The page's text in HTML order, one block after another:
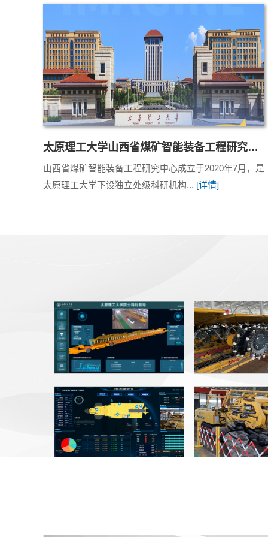
太原理工大学山西省煤矿智能装备工程研究中心2026...
山西省煤矿智能装备工程研究中心成立于2020年7月，是
太原理工大学下设独立处级科研机构... [详情]